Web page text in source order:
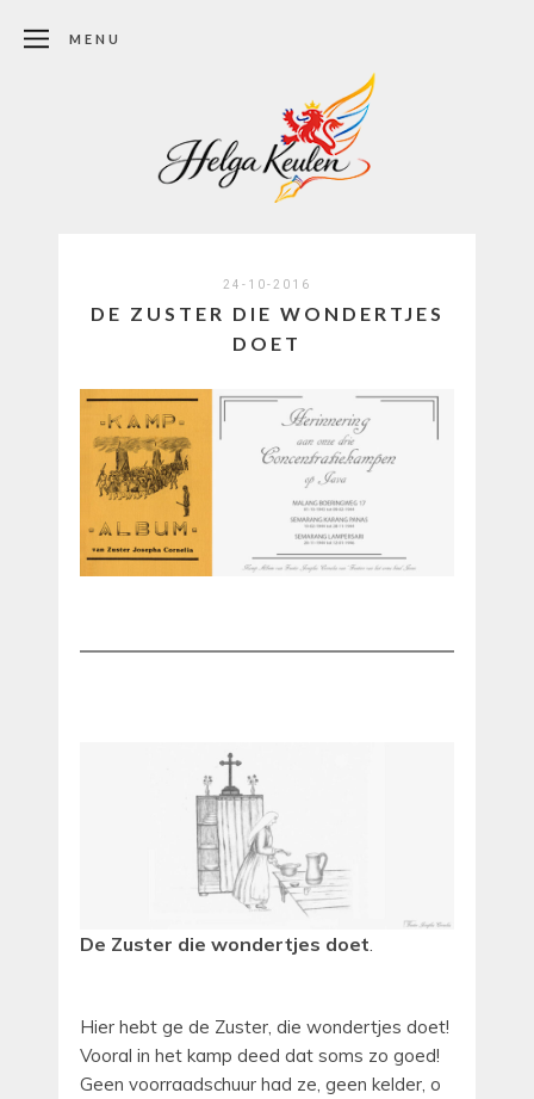
MENU
24-10-2016
DE ZUSTER DIE WONDERTJES
DOET
De Zuster die wondertjes doet
Hier hebt ge de Zuster, die wondertjes doet!
Vooral in het kamp deed dat soms zo goed!
Geen voorraadschuur had ze, geen kelder, o